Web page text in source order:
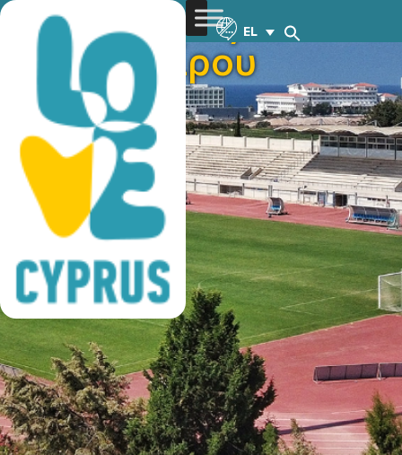
EL
προπονήσεις
ποδοσφαίρου